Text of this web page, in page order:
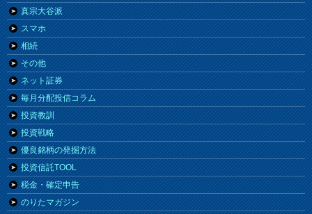
真宗大谷派
スマホ
相続
その他
ネット証券
毎月分配投信コラム
投資教訓
投資戦略
優良銘柄の発掘方法
投資信託TOOL
税金・確定申告
のりたマガジン